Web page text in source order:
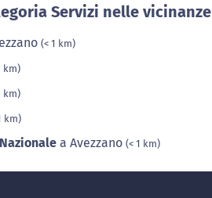
Servizi nelle vicinanze
(< 1 km)
km)
km)
km)
a Avezzano (< 1 km)